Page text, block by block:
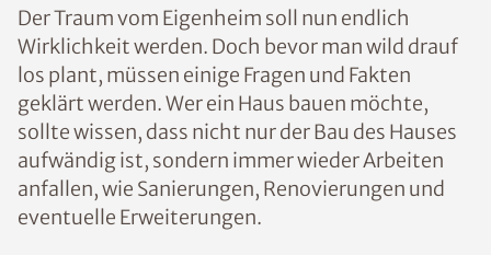
Der Traum vom Eigenheim soll nun endlich
Wirklichkeit werden. Doch bevor man wild drauf
los plant, müssen einige Fragen und Fakten
geklärt werden. Wer ein Haus bauen möchte,
sollte wissen, dass nicht nur der Bau des Hauses
aufwändig ist, sondern immer wieder Arbeiten
anfallen, wie Sanierungen, Renovierungen und
eventuelle Erweiterungen.